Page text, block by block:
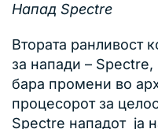
Напад Spectre
Втората ранливост
за напади –
бара промени во
процесорот за
Spectre нападот ја